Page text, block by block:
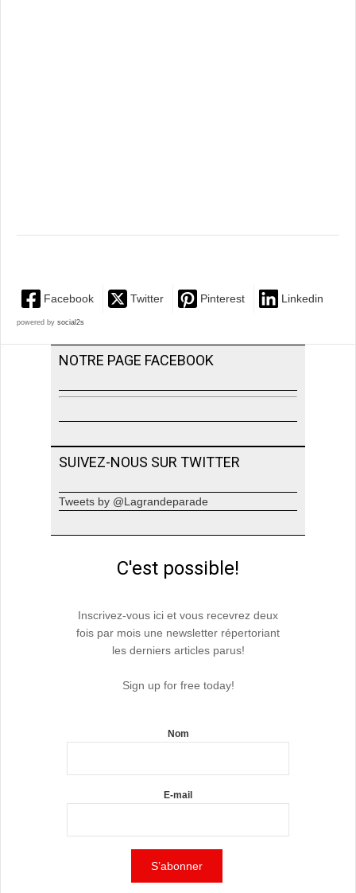
Facebook Twitter Pinterest Linkedin
powered by social2s
NOTRE PAGE FACEBOOK
SUIVEZ-NOUS SUR TWITTER
Tweets by @Lagrandeparade
C'est possible!
Inscrivez-vous ici et vous recevrez deux
fois par mois une newsletter répertoriant
les derniers articles parus!
Sign up for free today!
Nom
E-mail